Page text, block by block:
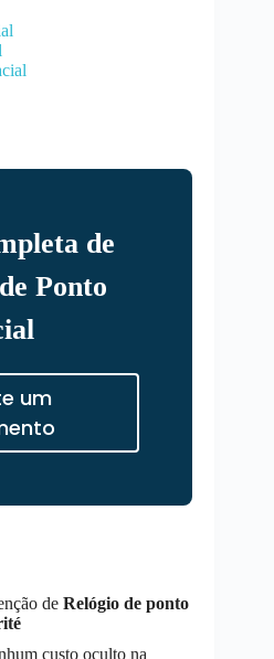
de
Ponto
um
de Relógio de ponto
custo oculto na